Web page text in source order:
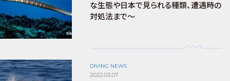
な生態や日本で見られる種類、遭遇時の
対処法まで～
DIVING NEWS
2022.03.07